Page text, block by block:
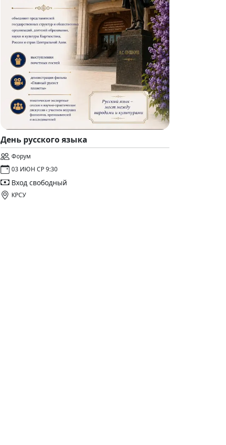
День русского языка
Форум
03 ИЮН СР 9:30
Вход свободный
КРСУ